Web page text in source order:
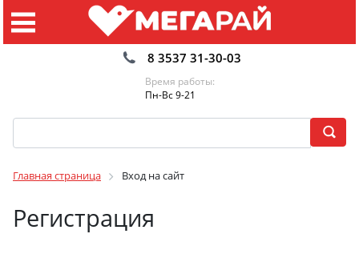
8 3537 31-30-03
Время работы:
Пн-Вс 9-21
Главная страница Вход на сайт
Регистрация